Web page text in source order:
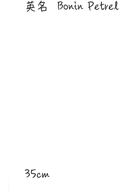
英名 Bonin Petrel
35cm